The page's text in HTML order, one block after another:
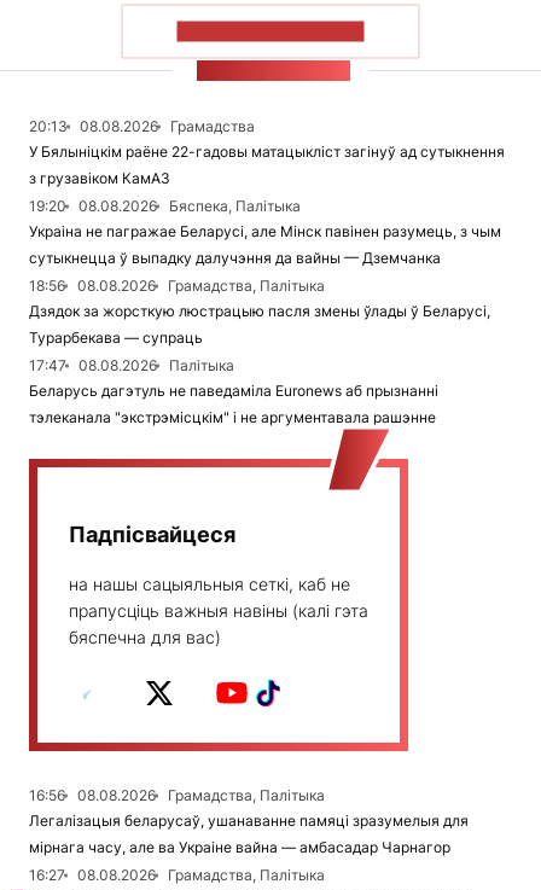
20:13 08.08.2026
Грамадства
У Бялыніцкім раёне 22-гадовы матацыкліст загінуў ад сутыкнення
з грузавіком КамАЗ
19:20
08.08.2026
Бяспека, Палітыка
Украіна не пагражае Беларусі, але Мінск павінен разумець, з чым
сутыкнецца ў выпадку далучэння да вайны — Дземчанка
18:56
08.08.2026
Грамадства, Палітыка
Дзядок за жорсткую люстрацыю пасля змены ўлады ў Беларусі,
Турарбекава — супраць
17:47
08.08.2026
Палітыка
Беларусь дагэтуль не паведаміла Euronews аб прызнанні
тэлеканала "экстрэмісцкім" і не аргументавала рашэнне
Падпісвайцеся
на нашы сацыяльныя сеткі, каб не
прапусціць важныя навіны (калі гэта
бяспечна для вас)
16:56 08.08.2026
Грамадства, Палітыка
Легалізацыя беларусаў, ушанаванне памяці зразумелыя для
мірнага часу, але ва Украіне вайна — амбасадар Чарнагор
16:27
08.08.2026
Грамадства, Палітыка